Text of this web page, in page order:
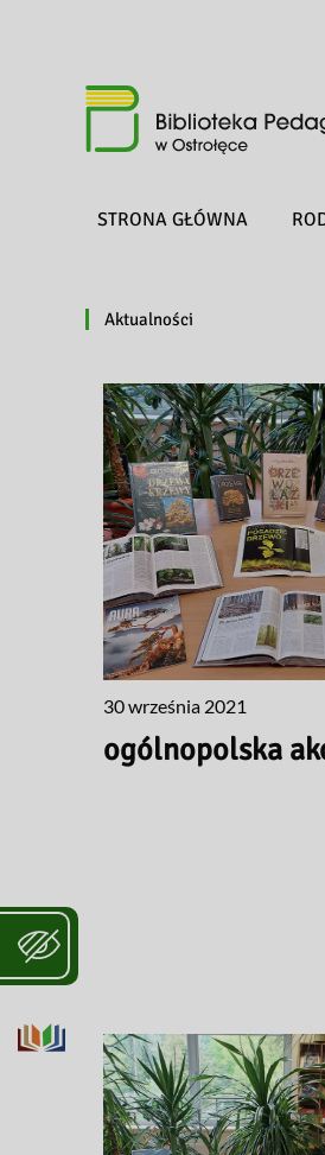
STRONA GŁÓWNA
Aktualności
30 września 2021
ogólnopolska